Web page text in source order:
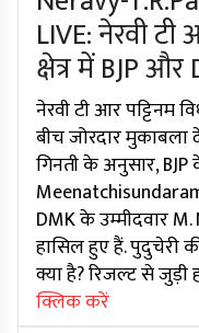
LIVE: नेरवी टी
क्षेत्र में BJP
नेरवी टी आर पट्टिनम
बीच जोरदार
गिनती के अनुसार, BJP
DMK के उम्मीदवार
हासिल हुए हैं. पुदुचेरी
क्या है? रिजल्ट से जुड़ी
क्लिक करें